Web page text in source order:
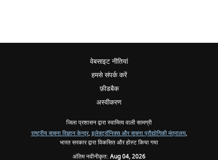
वेबसाइट नीतियां
हमसे संपर्क करें
फ़ीडबैक
अस्वीकरण
जिला प्रशासन द्वारा स्वामित्व वाली सामग्री
राष्ट्रीय सूचना विज्ञान केन्द्र, इलेक्ट्रॉनिक्स और सूचना प्रौद्योगिकी मंत्रालय,
भारत सरकार द्वारा विकसित और होस्ट किया गया
अंतिम नवीनीकृत: Aug 04, 2026